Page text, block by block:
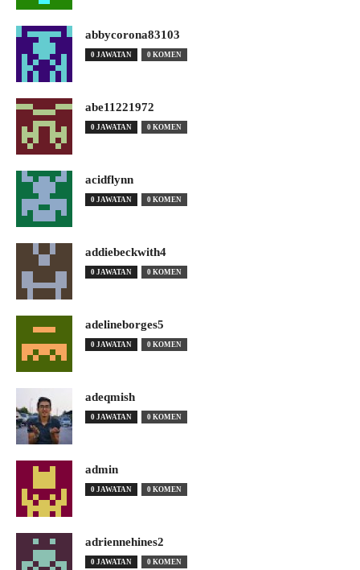
abbycorona83103
0 JAWATAN 0 KOMEN
abe11221972
0 JAWATAN 0 KOMEN
acidflynn
0 JAWATAN 0 KOMEN
addiebeckwith4
0 JAWATAN 0 KOMEN
adelineborges5
0 JAWATAN 0 KOMEN
adeqmish
0 JAWATAN 0 KOMEN
admin
0 JAWATAN 0 KOMEN
adriennehines2
0 JAWATAN 0 KOMEN